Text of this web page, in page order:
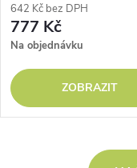
642 Kč bez DPH
777 Kč
Na objednávku
ZOBRAZIT